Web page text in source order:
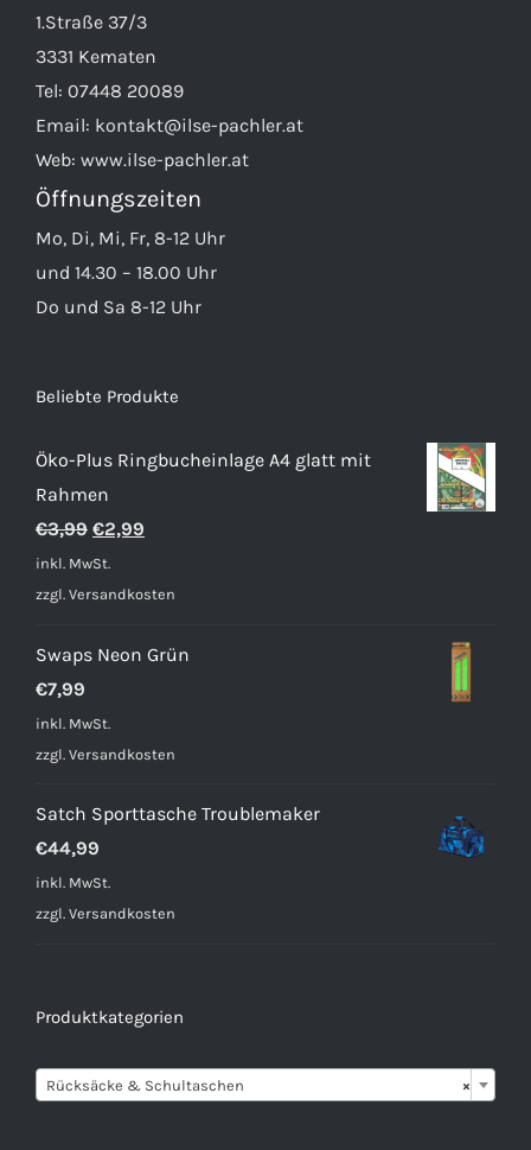
1.Straße 37/3
3331 Kematen
Tel: 07448 20089
Email: kontakt@ilse-pachler.at
Web: www.ilse-pachler.at
Öffnungszeiten
Mo, Di, Mi, Fr, 8-12 Uhr
und 14.30 – 18.00 Uhr
Do und Sa 8-12 Uhr
Beliebte Produkte
Öko-Plus Ringbucheinlage A4 glatt mit
Rahmen
€3,99 Ursprünglicher
Preis
war:
€2,99
ist:
inkl. MwSt.
zzgl. Versandkosten
Swaps Neon Grün
€7,99
inkl. MwSt.
zzgl. Versandkosten
Satch Sporttasche Troublemaker
€44,99
inkl. MwSt.
zzgl. Versandkosten
Produktkategorien
×
Rücksäcke & Schultaschen